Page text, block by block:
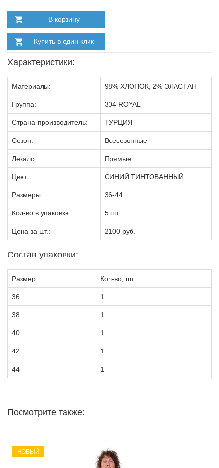
В корзину
Купить в один клик
Характеристики:
Материалы: 98% ХЛОПОК, 2% ЭЛАСТАН
Группа: 304 ROYAL
Страна-производитель: ТУРЦИЯ
Сезон: Всесезонные
Лекало: Прямые
Цвет: СИНИЙ ТИНТОВАННЫЙ
Размеры: 36-44
Кол-во в упаковке: 5 шт.
Цена за шт.: 2100 руб.
Состав упаковки:
Размер Кол-во, шт
36 1
38 1
40 1
42 1
44 1
Посмотрите также:
НОВЫЙ